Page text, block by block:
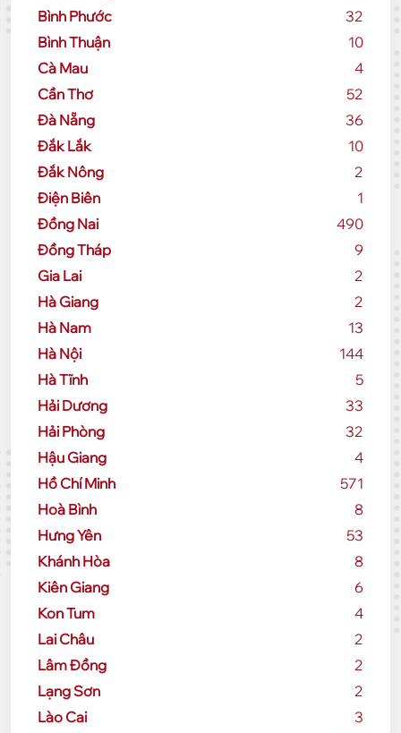
Bình Phước
32
Bình Thuận
10
Cà Mau
4
Cần Thơ
52
Đà Nẵng
36
Đắk Lắk
10
Đắk Nông
2
Điện Biên
1
Đồng Nai
490
Đồng Tháp
9
Gia Lai
2
Hà Giang
2
Hà Nam
13
Hà Nội
144
Hà Tĩnh
5
Hải Dương
33
Hải Phòng
32
Hậu Giang
4
Hồ Chí Minh
571
Hoà Bình
8
Hưng Yên
53
Khánh Hòa
8
Kiên Giang
6
Kon Tum
4
Lai Châu
2
Lâm Đồng
2
Lạng Sơn
2
Lào Cai
3